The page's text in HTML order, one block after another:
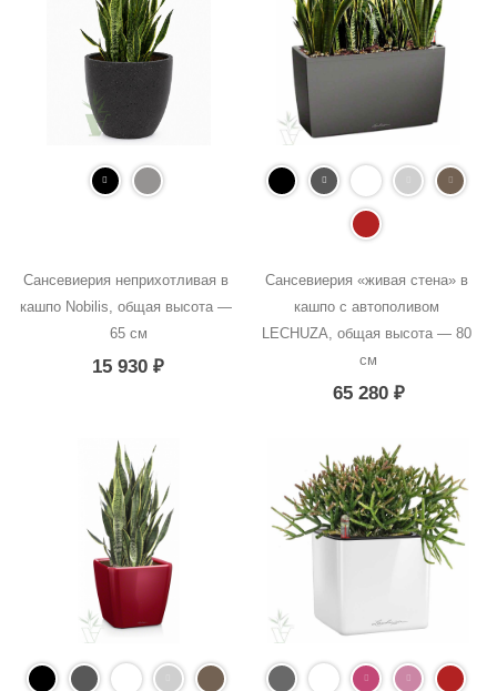
Сансевиерия неприхотливая в
кашпо Nobilis, общая высота —
65 см
15 930₽
Сансевиерия «живая стена» в
кашпо с автополивом
LECHUZA, общая высота — 80
см
65 280 ₽